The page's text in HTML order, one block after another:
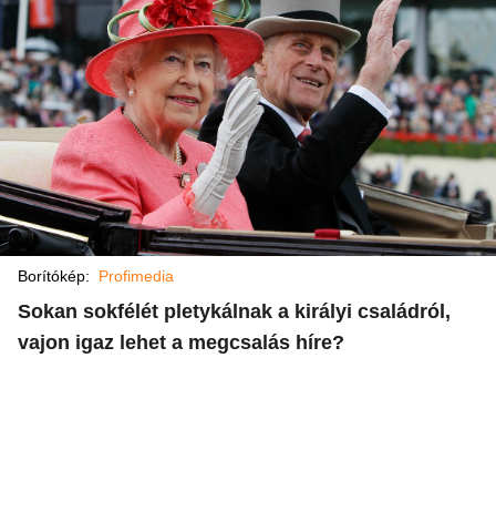
Borítókép: Profimedia
Sokan sokfélét pletykálnak a királyi családról,
vajon igaz lehet a megcsalás híre?